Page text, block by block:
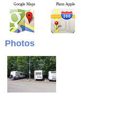
Google Maps Plans Apple
Photos